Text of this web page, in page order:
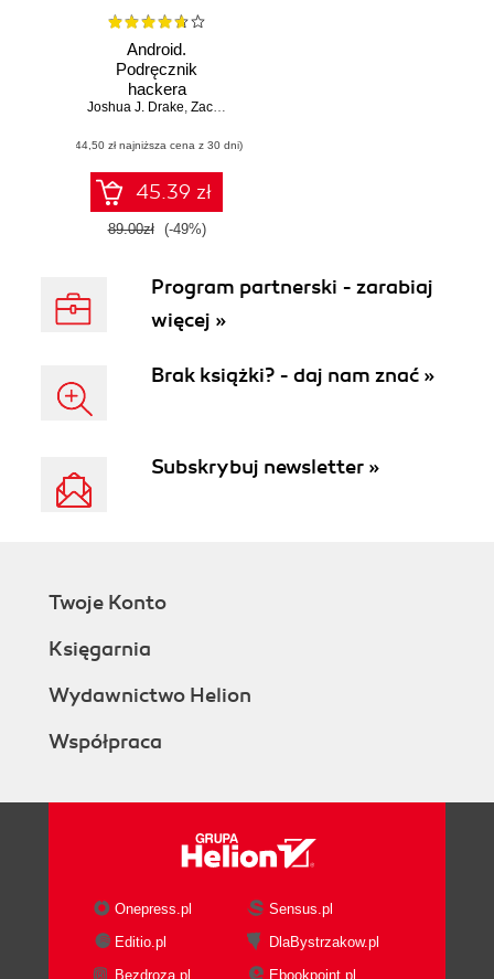
Android.
Podręcznik
hackera
Joshua J. Drake, Zach Lanier
(44,50 zł najniższa cena z 30 dni)
45.39 zł
89.00zł (-49%)
Program partnerski - zarabiaj
więcej »
Brak książki? - daj nam znać »
Subskrybuj newsletter »
Twoje Konto
Księgarnia
Wydawnictwo Helion
Współpraca
Onepress.pl
Sensus.pl
Editio.pl
DlaBystrzakow.pl
Bezdroza.pl
Ebookpoint.pl